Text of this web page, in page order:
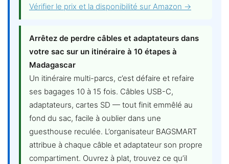
Vérifier le prix et la disponibilité sur Amazon →
Arrêtez de perdre câbles et adaptateurs dans
votre sac sur un itinéraire à 10 étapes à
Madagascar
Un itinéraire multi-parcs, c’est défaire et refaire
ses bagages 10 à 15 fois. Câbles USB-C,
adaptateurs, cartes SD — tout finit emmêlé au
fond du sac, facile à oublier dans une
guesthouse reculée. L’organisateur BAGSMART
attribue à chaque câble et adaptateur son propre
compartiment. Ouvrez à plat, trouvez ce qu’il